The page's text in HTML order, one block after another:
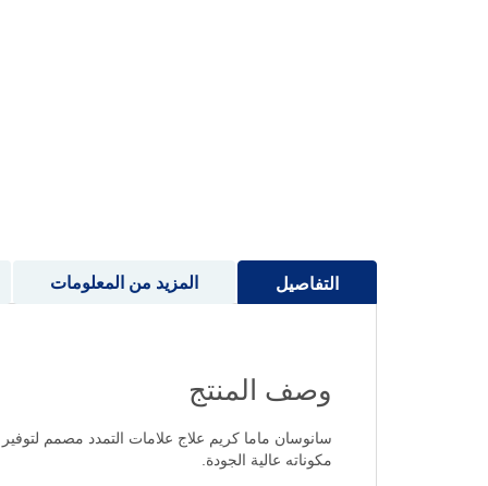
التفاصيل
وصف المنتج
سانوسان ماما كريم علاج علامات التمدد مصمم لتوفير
مكوناته عالية الجودة.
المزيد من المعلومات